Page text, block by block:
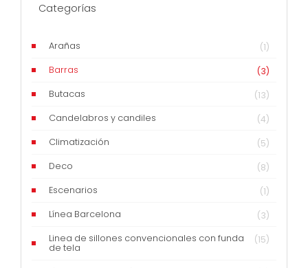
Categorías
Arañas
(1)
Barras
(3)
Butacas
(13)
Candelabros y candiles
(4)
Climatización
(5)
Deco
(8)
Escenarios
(1)
Línea Barcelona
(3)
Linea de sillones convencionales con funda
de tela
(15)